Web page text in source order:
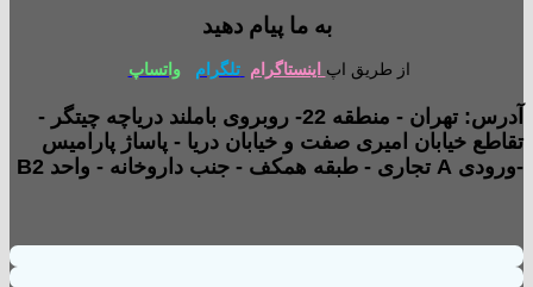
به ما پیام دهید
از طریق اپ اینستاگرام تلگرام واتساپ
آدرس: تهران - منطقه 22- روبروی باملند دریاچه چیتگر -
تقاطع خیابان امیری صفت و خیابان دریا - پاساژ پارامیس
-ورودی A تجاری - طبقه همکف - جنب داروخانه - واحد B2